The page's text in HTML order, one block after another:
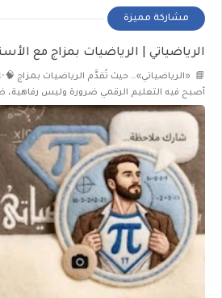
مشاركة مميزة
الرياضياتي | الرياضيات بمزاج مع
📘 «الرياضياتي»… حيث تُقدَّم الرياضيات بمزاج
أصبح فيه التعليم الرقمي ضرورة وليس